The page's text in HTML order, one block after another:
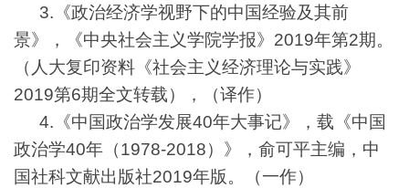
3.《政治经济学视野下的中国经验及其前
景》，《中央社会主义学院学报》2019年第2期。
（人大复印资料《社会主义经济理论与实践》
2019第6期全文转载），（译作）
4.《中国政治学发展40年大事记》，载《中国
政治学40年（1978-2018）》，俞可平主编，中
国社科文献出版社2019年版。（一作）